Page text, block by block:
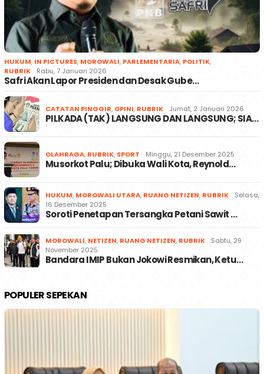
HUKUM, IN PICTURES, MOROWALI, PARLEMENTARIA, POLITIK,
RUBRIK
Rabu, 7 Januari 2026
Safri Akan Lapor Presiden dan Desak Gube…
CATATAN PINGGIR, OPINI, RUBRIK Jumat, 2 Januari 2026
PILKADA (TAK) LANGSUNG DAN LANGSUNG; SIA…
OLAHRAGA, RUBRIK, SPORT Minggu, 21 Desember 2025
Musorkot Palu; Dibuka Wali Kota, Reynold…
HUKUM, MOROWALI UTARA, RUANG NETIZEN, RUBRIK
Selasa,
16 Desember 2025
Soroti Penetapan Tersangka Petani Sawit …
MOROWALI, NETIZEN, RUANG NETIZEN, RUBRIK
Sabtu, 29
November 2025
Bandara IMIP Bukan Jokowi Resmikan, Ketu…
POPULER SEPEKAN